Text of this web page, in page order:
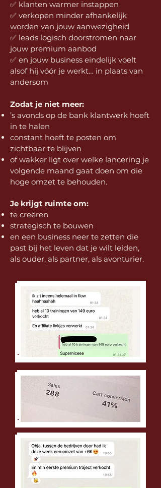
✅ klanten warmer instappen
✅ verkopen minder afhankelijk
worden van jouw aanwezigheid
✅ leads logisch doorstromen naar
jouw premium aanbod
✅ en jouw business eindelijk voelt
alsof hij vóór je werkt… in plaats van
andersom
Zodat je niet meer:
’s avonds op de bank klantwerk hoeft
in te halen
constant hoeft te posten om
zichtbaar te blijven
of wakker ligt over welke lancering je
volgende maand gaat doen om die
hoge omzet te behouden.
Je krijgt ruimte om:
te creëren
strategisch te bouwen
en een business neer te zetten die
past bij het leven dat je wilt leiden,
als ouder, als partner, als avonturier.